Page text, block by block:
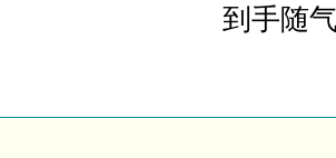
到手随